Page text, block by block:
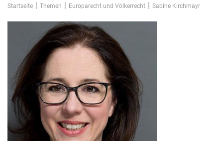
Startseite | Themen | Europarecht und Völkerrecht | Sabine Kirchmayr